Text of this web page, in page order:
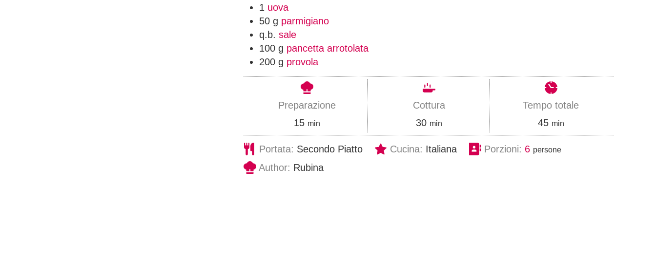
1 uova
50 g parmigiano
q.b. sale
100 g pancetta arrotolata
200 g provola
Preparazione
15mmin
Cottura
30mmin
Tempo totale
45mmin
Portata: Secondo Piatto Cucina: Italiana Porzioni: 6 persone
Author: Rubina